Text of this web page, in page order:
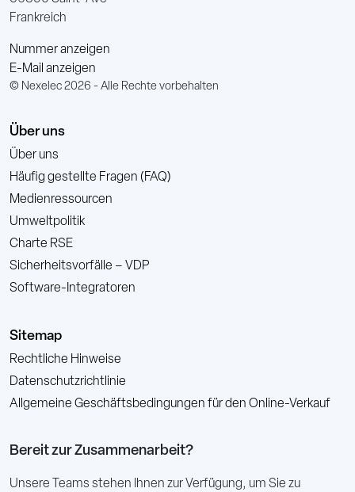
Frankreich
Nummer anzeigen
E-Mail anzeigen
© Nexelec 2026 - Alle Rechte vorbehalten
Über uns
Über uns
Häufig gestellte Fragen (FAQ)
Medienressourcen
Umweltpolitik
Charte RSE
Sicherheitsvorfälle – VDP
Software-Integratoren
Sitemap
Rechtliche Hinweise
Datenschutzrichtlinie
Allgemeine Geschäftsbedingungen für den Online-Verkauf
Bereit zur Zusammenarbeit?
Unsere Teams stehen Ihnen zur Verfügung, um Sie zu